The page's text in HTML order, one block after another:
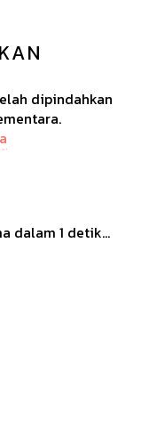
dipindahkan
dalam 1 detik...